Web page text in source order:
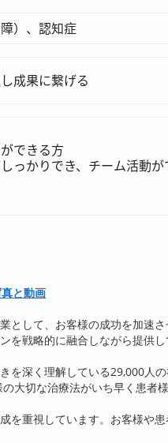
）、認知症
成果に繋げる
できる方
っかりでき、チーム活動
と動画
として、お客様の成功を加
戦略的に融合しながら提供し
を深く理解している29,000人
大切な治療法がいち早く患者
を重視しています。お客様や